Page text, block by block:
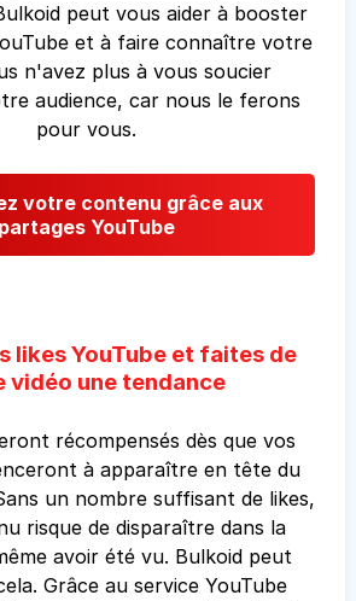
peut vous aider à booster
et à faire connaître votre
n'avez plus à vous soucier
audience, car nous le ferons
pour vous.
votre contenu grâce aux
partages YouTube
likes YouTube et faites de
vidéo une tendance
récompensés dès que vos
à apparaître en tête du
un nombre suffisant de likes,
risque de disparaître dans la
avoir été vu. Bulkoid peut
Grâce au service YouTube